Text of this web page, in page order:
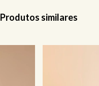
Produtos similares